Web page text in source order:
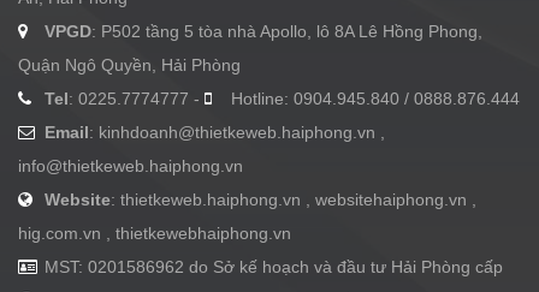
VPGD: P502 tầng 5 tòa nhà Apollo, lô 8A Lê Hồng Phong,
Quận Ngô Quyền, Hải Phòng
Tel: 0225.7774777 -
Hotline: 0904.945.840 / 0888.876.444
Email: kinhdoanh@thietkeweb.haiphong.vn
info@thietkeweb.haiphong.vn
Website: thietkeweb.haiphong.vn , websitehaiphong.vn ,
hig.com.vn , thietkewebhaiphong.vn
MST: 0201586962 do Sở kế hoạch và đầu tư Hải Phòng cấp